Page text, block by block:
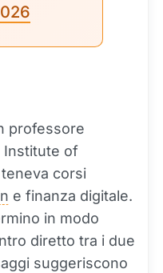
professore
Institute of
corsi
e finanza digitale.
in modo
diretto tra i due
suggeriscono